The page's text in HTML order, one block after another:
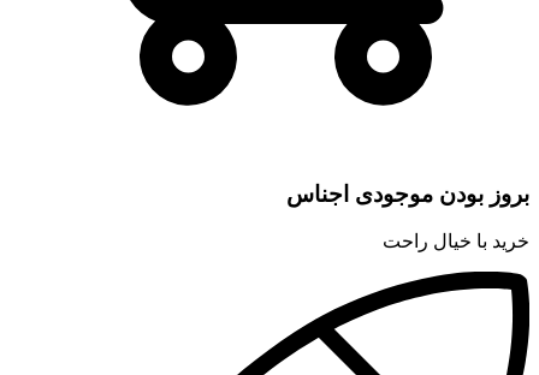
بروز بودن موجودی اجناس
خرید با خیال راحت